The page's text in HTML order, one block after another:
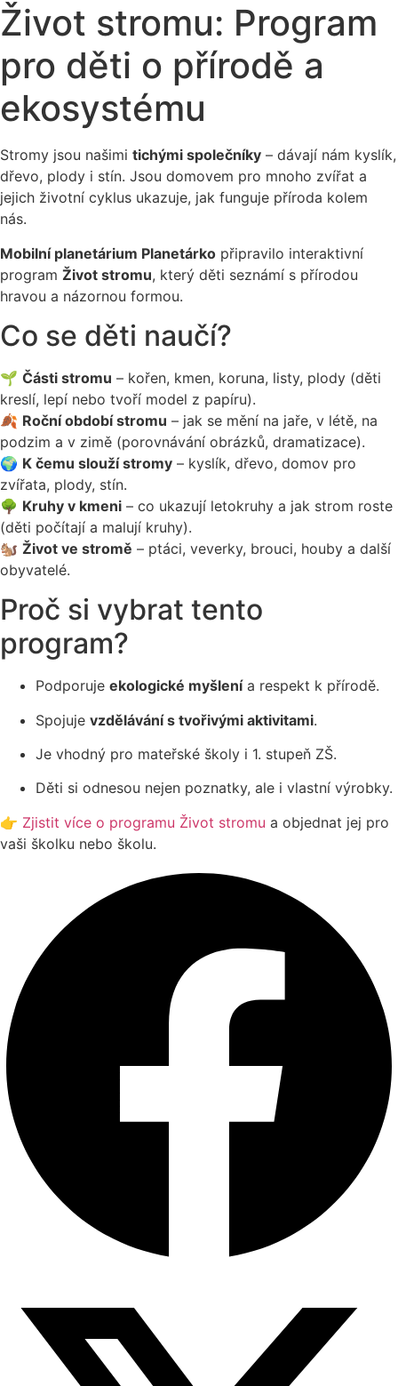
Život stromu: Program
pro děti o přírodě a
ekosystému
Stromy jsou našimi tichými společníky – dávají nám kyslík,
dřevo, plody i stín. Jsou domovem pro mnoho zvířat a
jejich životní cyklus ukazuje, jak funguje příroda kolem
nás.
Mobilní planetárium Planetárko připravilo interaktivní
program Život stromu, který děti seznámí s přírodou
hravou a názornou formou.
Co se děti naučí?
🌱 Části stromu – kořen, kmen, koruna, listy, plody (děti
kreslí, lepí nebo tvoří model z papíru).
🍂 Roční období stromu – jak se mění na jaře, v létě, na
podzim a v zimě (porovnávání obrázků, dramatizace).
🌍 K čemu slouží stromy – kyslík, dřevo, domov pro
zvířata, plody, stín.
🌳 Kruhy v kmeni – co ukazují letokruhy a jak strom roste
(děti počítají a malují kruhy).
🐿 Život ve stromě – ptáci, veverky, brouci, houby a další
obyvatelé.
Proč si vybrat tento
program?
Podporuje ekologické myšlenía respekt k přírodě.
Spojuje vzdělávání s tvořivými aktivitami.
Je vhodný pro mateřské školy i 1. stupeň ZŠ.
Děti si odnesou nejen poznatky, ale i vlastní výrobky.
👉 Zjistit více o programu Život stromu a objednat jej pro
vaši školku nebo školu.